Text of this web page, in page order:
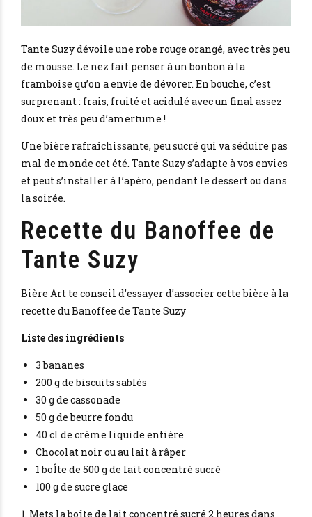
Tante Suzy dévoile une robe rouge orangé, avec très peu
de mousse. Le nez fait penser à un bonbon à la
framboise qu’on a envie de dévorer. En bouche, c’est
surprenant : frais, fruité et acidulé avec un final assez
doux et très peu d’amertume !
Une bière rafraîchissante, peu sucré qui va séduire pas
mal de monde cet été. Tante Suzy s’adapte à vos envies
et peut s’installer à l’apéro, pendant le dessert ou dans
la soirée.
Recette du Banoffee de
Tante Suzy
Bière Art te conseil d’essayer d’associer cette bière à la
recette du Banoffee de Tante Suzy
Liste des ingrédients
3 bananes
200 g de biscuits sablés
30 g de cassonade
50 g de beurre fondu
40 cl de crème liquide entière
Chocolat noir ou au lait à râper
1 boÎte de 500 g de lait concentré sucré
100 g de sucre glace
1. Mets la boîte de lait concentré sucré 2 heures dans